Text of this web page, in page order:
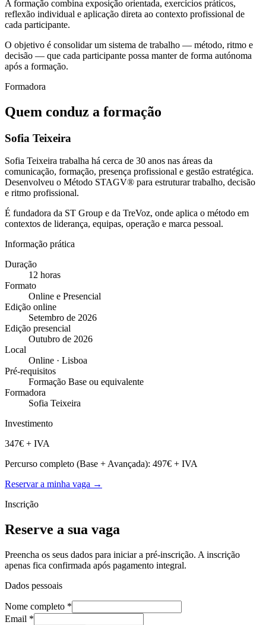
A formação combina exposição orientada, exercícios práticos,
reflexão individual e aplicação direta ao contexto profissional de
cada participante.
O objetivo é consolidar um sistema de trabalho — método, ritmo e
decisão — que cada participante possa manter de forma autónoma
após a formação.
Formadora
Quem conduz a formação
Sofia Teixeira
Sofia Teixeira trabalha há cerca de 30 anos nas áreas da
comunicação, formação, presença profissional e gestão estratégica.
Desenvolveu o Método STAGV® para estruturar trabalho, decisão
e ritmo profissional.
É fundadora da ST Group e da TreVoz, onde aplica o método em
contextos de liderança, equipas, operação e marca pessoal.
Informação prática
Duração
12 horas
Formato
Online e Presencial
Edição online
Setembro de 2026
Edição presencial
Outubro de 2026
Local
Online · Lisboa
Pré-requisitos
Formação Base ou equivalente
Formadora
Sofia Teixeira
Investimento
347€ + IVA
Percurso completo (Base + Avançada): 497€ + IVA
Reservar a minha vaga →
Inscrição
Reserve a sua vaga
Preencha os seus dados para iniciar a pré-inscrição. A inscrição
apenas fica confirmada após pagamento integral.
Dados pessoais
Nome completo *
Email *